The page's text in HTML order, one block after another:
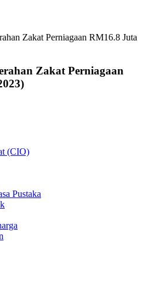
Zakat Perniagaan RM16.8 Juta
Zakat Perniagaan
(CIO)
Pustaka